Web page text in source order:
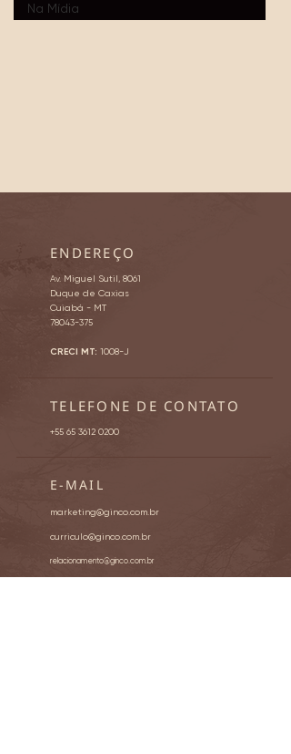
Na Mídia
ENDEREÇO
Av. Miguel Sutil, 8061
Duque de Caxias
Cuiabá - MT
78043-375
CRECI MT: 1008-J
TELEFONE DE CONTATO
+55 65 3612 0200
E-MAIL
marketing@ginco.com.br
curriculo@ginco.com.br
relacionamento@ginco.com.br